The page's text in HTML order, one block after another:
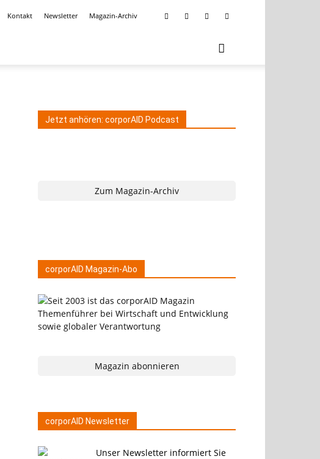
Kontakt Newsletter Magazin-Archiv
Jetzt anhören: corporAID Podcast
Zum Magazin-Archiv
corporAID Magazin-Abo
Magazin abonnieren
corporAID Newsletter
Unser Newsletter informiert Sie